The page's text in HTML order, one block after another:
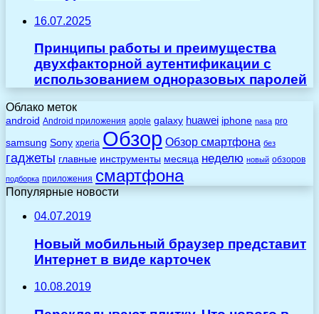
16.07.2025
Принципы работы и преимущества
двухфакторной аутентификации с
использованием одноразовых паролей
Облако меток
android Android приложения apple galaxy huawei iphone nasa pro
samsung Sony xperia Обзор Обзор смартфона без
гаджеты главные инструменты месяца неделю новый обзоров
подборка приложения смартфона
Популярные новости
04.07.2019
Новый мобильный браузер представит
Интернет в виде карточек
10.08.2019